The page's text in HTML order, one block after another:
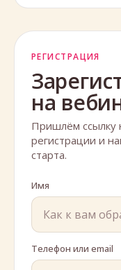
РЕГИСТРАЦИЯ
на
Пришлём ссылку
регистрации и
старта.
Имя
Телефон или email